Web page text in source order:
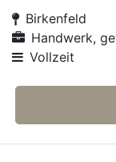
Birkenfeld
Handwerk,
Vollzeit